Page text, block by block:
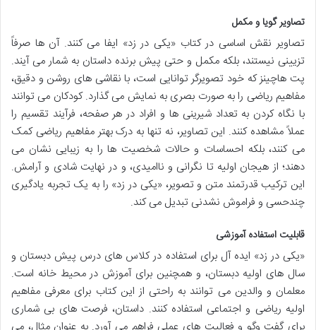
تصاویر گویا و مکمل
تصاویر نقش اساسی در کتاب «یکی در زد» ایفا می کنند. آن ها صرفاً
تزیینی نیستند، بلکه مکمل و حتی پیش برنده داستان به شمار می آیند.
پت هاچینز که خود تصویرگر توانایی است، با نقاشی های روشن و دقیق،
مفاهیم ریاضی را به صورت بصری به نمایش می گذارد. کودکان می توانند
با نگاه کردن به تعداد شیرینی ها و افراد در هر صفحه، فرآیند تقسیم را
عملاً مشاهده کنند. این تصاویر، نه تنها به درک بهتر مفاهیم ریاضی کمک
می کنند، بلکه احساسات و حالات شخصیت ها را به زیبایی نشان می
دهند؛ از هیجان اولیه تا نگرانی و ناامیدی، و در نهایت شادی و آرامش.
این ترکیب قدرتمند متن و تصویر، «یکی در زد» را به یک تجربه یادگیری
چندحسی و فراموش نشدنی تبدیل می کند.
قابلیت استفاده آموزشی
«یکی در زد» ایده آل برای استفاده در کلاس های درس پیش دبستان و
سال های اولیه دبستان، و همچنین برای آموزش در محیط خانه است.
معلمان و والدین می توانند به راحتی از این کتاب برای معرفی مفاهیم
اولیه ریاضی و اجتماعی استفاده کنند. داستان، فرصت های بی شماری